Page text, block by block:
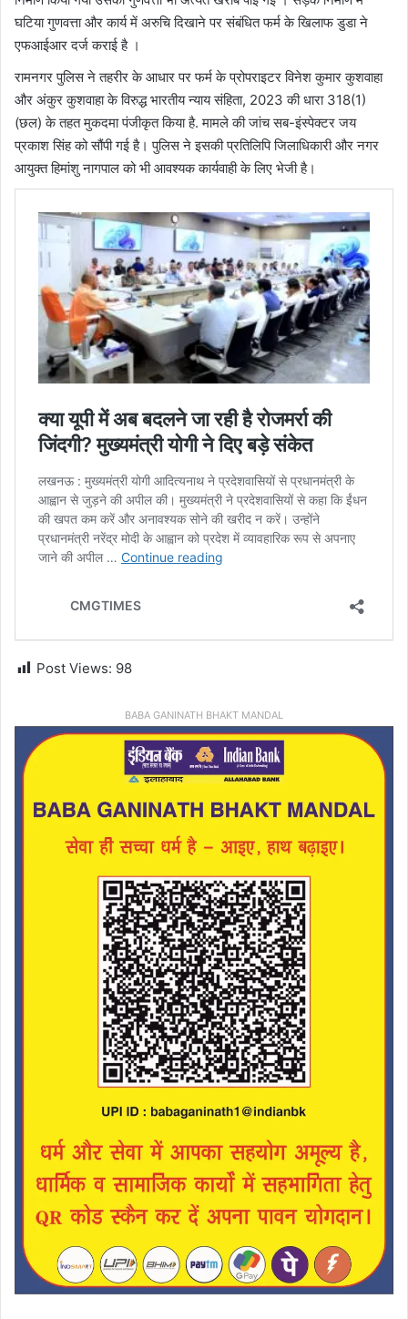
घटिया गुणवत्ता और कार्य में अरुचि दिखाने पर संबंधित फर्म के खिलाफ डुडा ने
एफआईआर दर्ज कराई है ।
रामनगर पुलिस ने तहरीर के आधार पर फर्म के प्रोपराइटर विनेश कुमार कुशवाहा
और अंकुर कुशवाहा के विरुद्ध भारतीय न्याय संहिता, 2023 की धारा 318(1)
(छल) के तहत मुकदमा पंजीकृत किया है. मामले की जांच सब-इंस्पेक्टर जय
प्रकाश सिंह को सौंपी गई है। पुलिस ने इसकी प्रतिलिपि जिलाधिकारी और नगर
आयुक्त हिमांशु नागपाल को भी आवश्यक कार्यवाही के लिए भेजी है।
Post Views: 98
BABA GANINATH BHAKT MANDAL